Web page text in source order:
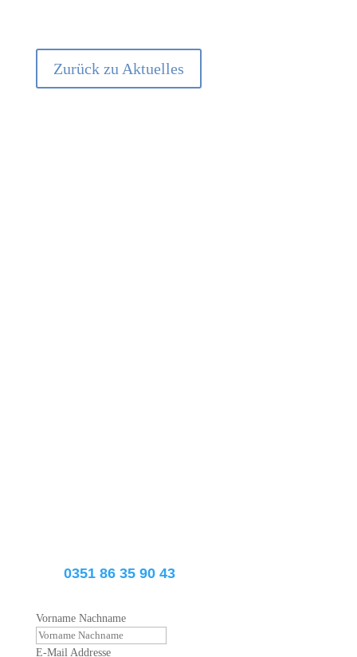
Zurück zu Aktuelles
0351 86 35 90 43
Vorname Nachname
E-Mail Addresse